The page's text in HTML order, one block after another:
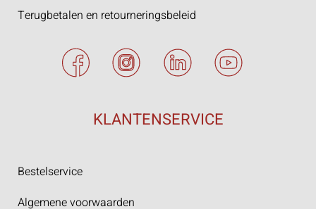
Terugbetalen en retourneringsbeleid
KLANTENSERVICE
Bestelservice
Algemene voorwaarden